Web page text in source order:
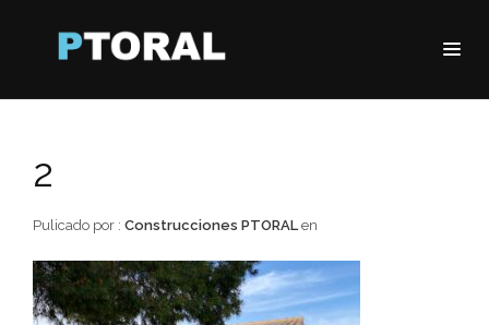
2
Pulicado por : Construcciones PTORAL en